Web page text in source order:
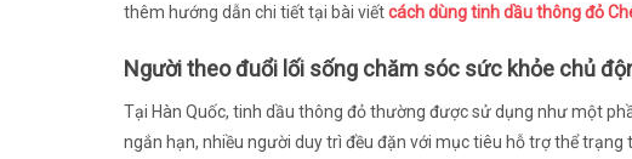
thêm hướng dẫn chi tiết tại bài viếtcách dùng tinh dầu thông đỏ
Người theo đuổi lối sống chăm sóc sức khỏe chủ
Tại Hàn Quốc, tinh dầu thông đỏ thường được sử dụng như một
ngắn hạn, nhiều người duy trì đều đặn với mục tiêu hỗ trợ thể trạng